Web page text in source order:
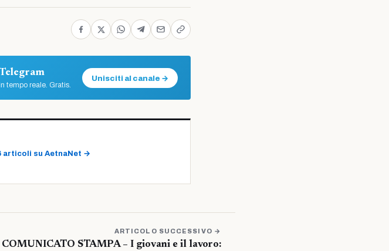
tempo reale. Gratis.
Unisciti al canale →
articoli su AetnaNet →
ARTICOLO SUCCESSIVO →
COMUNICATO STAMPA – I giovani e il lavoro: